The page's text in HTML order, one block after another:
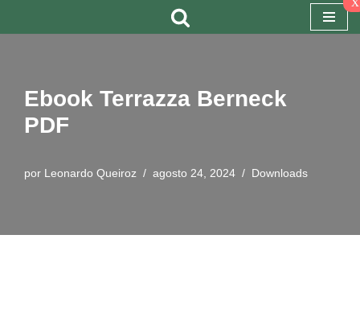
conteúdo
Ebook Terrazza Berneck
PDF
por Leonardo Queiroz agosto 24, 2024 Downloads